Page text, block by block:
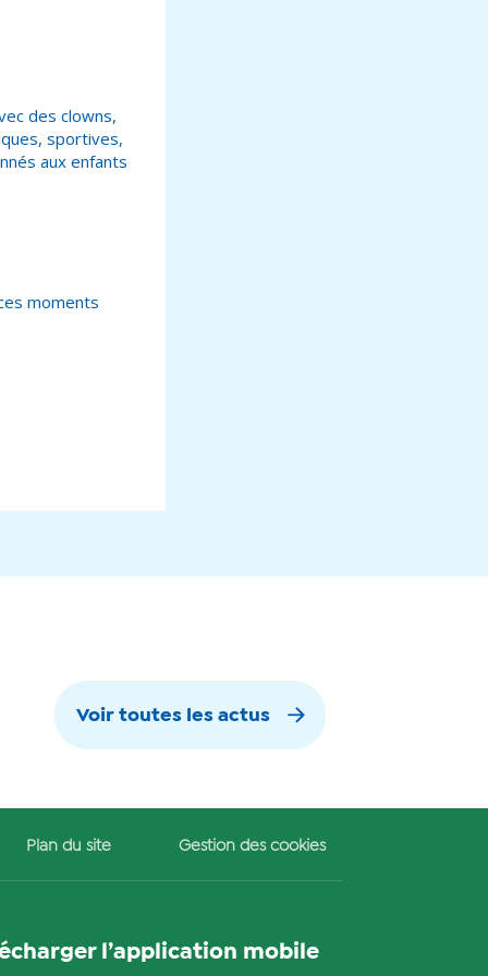
des clowns,
sportives,
aux enfants
moments
Voir toutes les actus
Plan du site Gestion des cookies
l’application mobile